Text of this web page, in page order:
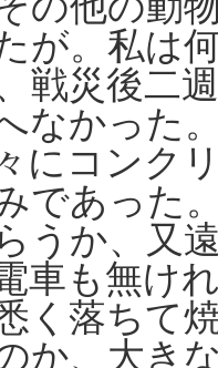
が。私は
戦災後二
なかった
にコンク
であった
うか、又
車も無け
く落ちて
か、大き